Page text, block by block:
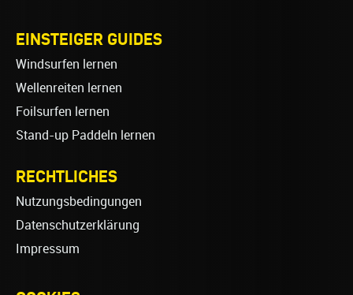
EINSTEIGER GUIDES
Windsurfen lernen
Wellenreiten lernen
Foilsurfen lernen
Stand-up Paddeln lernen
RECHTLICHES
Nutzungsbedingungen
Datenschutzerklärung
Impressum